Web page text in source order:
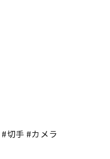
切手 #カメラ